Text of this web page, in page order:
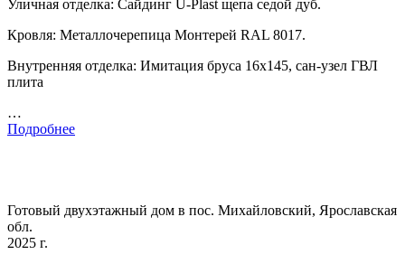
Уличная отделка: Сайдинг U-Plast щепа седой дуб.
Кровля: Металлочерепица Монтерей RAL 8017.
Внутренняя отделка: Имитация бруса 16х145, сан-узел ГВЛ
плита
…
Подробнее
Готовый двухэтажный дом в пос. Михайловский, Ярославская
обл.
2025 г.